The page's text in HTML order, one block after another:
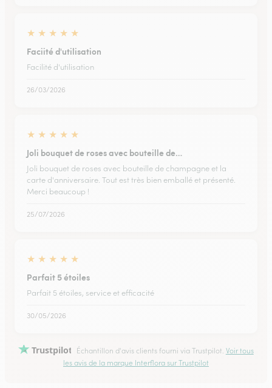
★ ★ ★ ★ ★
Faciité d'utilisation
Facilité d'utilisation
26/03/2026
★ ★ ★ ★ ★
Joli bouquet de roses avec bouteille de…
Joli bouquet de roses avec bouteille de champagne et la
carte d'anniversaire. Tout est très bien emballé et présenté.
Merci beaucoup !
25/07/2026
★ ★ ★ ★ ★
Parfait 5 étoiles
Parfait 5 étoiles, service et efficacité
30/05/2026
Trustpilot Échantillon d'avis clients fourni via Trustpilot. Voir tous
les avis de la marque Interflora sur Trustpilot